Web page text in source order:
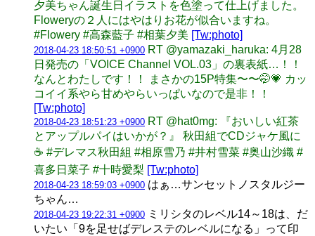
夕美ちゃん誕生日イラストを色塗って仕上げました。
Floweryの２人にはやはりお花が似合いますね。
#Flowery #高森藍子 #相葉夕美 [Tw:photo]
2018-04-23 18:50:51 +0900 RT @yamazaki_haruka: 4月28
日発売の「VOICE Channel VOL.03」の裏表紙…！！
なんとわたしです！！ まさかの15P特集〜〜🤭💗 カッ
コイイ系やら甘めやらいっぱいなので是非！！
[Tw:photo]
2018-04-23 18:51:23 +0900 RT @hat0mg: 『おいしい紅茶
とアップルパイはいかが？』 秋田組でCDジャケ風に
☕️ #デレマス秋田組 #相原雪乃 #井村雪菜 #奥山沙織 #
喜多日菜子 #十時愛梨 [Tw:photo]
2018-04-23 18:59:03 +0900 はぁ…サンセットノスタルジー
ちゃん…
2018-04-23 19:22:31 +0900 ミリシタのレベル14～18は、だ
いたい「9を足せばデレステのレベルになる」って印